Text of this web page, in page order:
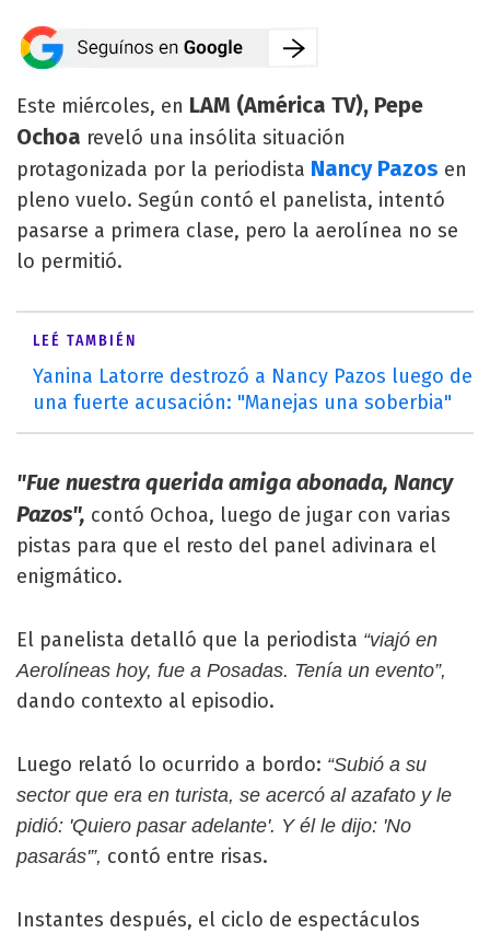
Este miércoles, en LAM (América TV), Pepe
Ochoa reveló una insólita situación
protagonizada por la periodista Nancy Pazos en
pleno vuelo. Según contó el panelista, intentó
pasarse a primera clase, pero la aerolínea no se
lo permitió.
LEÉ TAMBIÉN
Yanina Latorre destrozó a Nancy Pazos luego de
una fuerte acusación: "Manejas una soberbia"
"Fue nuestra querida amiga abonada, Nancy
Pazos", contó Ochoa, luego de jugar con varias
pistas para que el resto del panel adivinara el
enigmático.
El panelista detalló que la periodista “viajó en
Aerolíneas hoy, fue a Posadas. Tenía un evento”,
dando contexto al episodio.
Luego relató lo ocurrido a bordo: “Subió a su
sector que era en turista, se acercó al azafato y le
pidió: 'Quiero pasar adelante'. Y él le dijo: 'No
pasarás'”, contó entre risas.
Instantes después, el ciclo de espectáculos